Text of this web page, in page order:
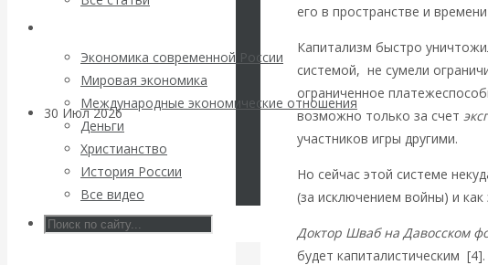
Экономика современной России
Мировая экономика
Международные экономические отношения
Деньги
Христианство
История России
Все видео
быть главнее
Центробанков?
30 Июл 2026Цифровая
экономика
Валентин
Катасонов.
его в пространстве и
Капитализм быстро
системой, не сумели
ограниченное
возможно только за счет
участников игры другими.
Но сейчас этой системе
(за исключением войны) и как
Доктор Шваб на Давосском
будет капиталистическим